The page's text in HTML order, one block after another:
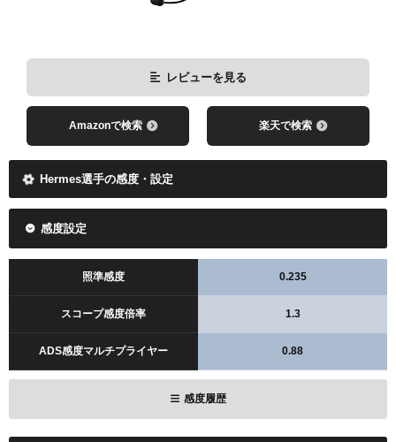
レビューを見る
Amazonで検索 楽天で検索
Hermes選手の感度・設定
感度設定
照準感度 0.235
スコープ感度倍率 1.3
ADS感度マルチプライヤー 0.88
感度履歴